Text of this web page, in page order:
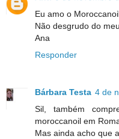
Eu amo o
Não desgrudo do
Ana
Responder
Bárbara Testa 4 de
Sil, também
moroccanoil em
Mas ainda acho que